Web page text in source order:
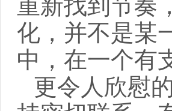
重新找到节奏
化，并不是某
中，在一个有
更令人欣慰